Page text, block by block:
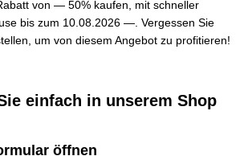
von — 50% kaufen, mit schneller
bis zum 10.08.2026 —. Vergessen Sie
um von diesem Angebot zu profitieren!
einfach in unserem Shop